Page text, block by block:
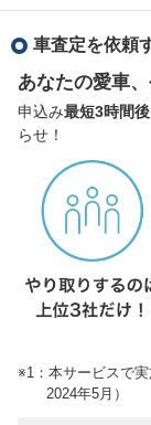
車査定を依頼
あなたの愛車
申込み最短3時間後
らせ！
※1：本サービスで
2024年5月）